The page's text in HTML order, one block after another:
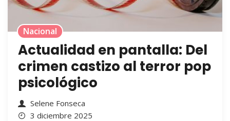
Nacional
Actualidad en pantalla: Del
crimen castizo al terror pop
psicológico
Selene Fonseca
3 diciembre 2025